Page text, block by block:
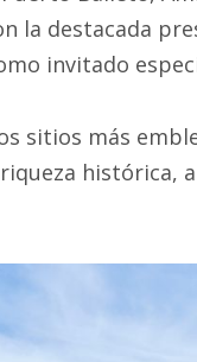
la destacada
invitado
sitios más
histórica,